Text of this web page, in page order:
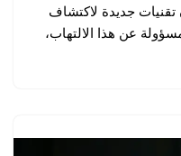
جديدة لاكتشاف
عن هذا الالتهاب،